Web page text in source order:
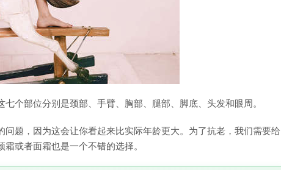
个部位分别是颈部、手臂、胸部、腿部、脚底、头发和眼周。
题，因为这会让你看起来比实际年龄更大。为了抗老，我们需要给
或者面霜也是一个不错的选择。